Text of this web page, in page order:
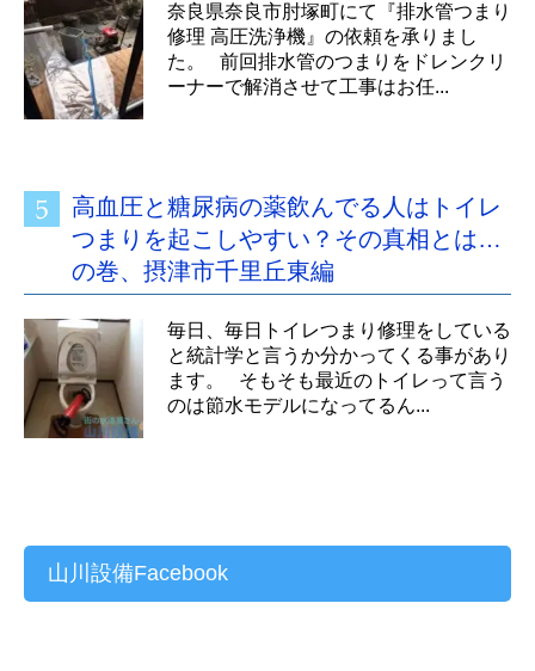
奈良県奈良市肘塚町にて『排水管つまり
修理 高圧洗浄機』の依頼を承りまし
た。 前回排水管のつまりをドレンクリ
ーナーで解消させて工事はお任...
高血圧と糖尿病の薬飲んでる人はトイレ
つまりを起こしやすい？その真相とは…
の巻、摂津市千里丘東編
毎日、毎日トイレつまり修理をしている
と統計学と言うか分かってくる事があり
ます。 そもそも最近のトイレって言う
のは節水モデルになってるん...
山川設備Facebook